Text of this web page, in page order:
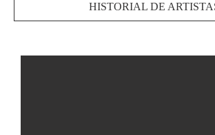
HISTORIAL DE